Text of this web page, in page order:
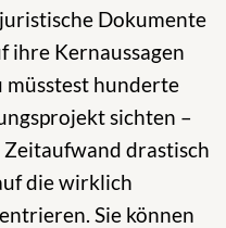
Dokumente
ihre Kernaussagen
müsstest hunderte
sichten –
drastisch
die wirklich
Sie können